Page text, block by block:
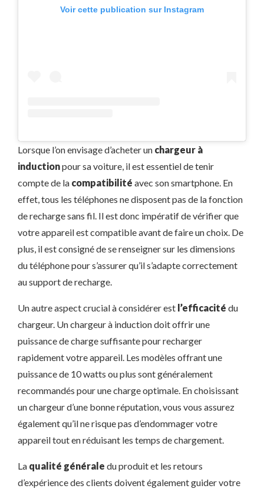
Voir cette publication sur Instagram
Lorsque l’on envisage d’acheter un chargeur à
inductionpour sa voiture, il est essentiel de tenir
compte de la compatibilité avec son smartphone. En
effet, tous les téléphones ne disposent pas de la fonction
de recharge sans fil. Il est donc impératif de vérifier que
votre appareil est compatible avant de faire un choix. De
plus, il est consigné de se renseigner sur les dimensions
du téléphone pour s’assurer qu’il s’adapte correctement
au support de recharge.
Un autre aspect crucial à considérer est l’efficacité du
chargeur. Un chargeur à induction doit offrir une
puissance de charge suffisante pour recharger
rapidement votre appareil. Les modèles offrant une
puissance de 10 watts ou plus sont généralement
recommandés pour une charge optimale. En choisissant
un chargeur d’une bonne réputation, vous vous assurez
également qu’il ne risque pas d’endommager votre
appareil tout en réduisant les temps de chargement.
La qualité générale du produit et les retours
d’expérience des clients doivent également guider votre